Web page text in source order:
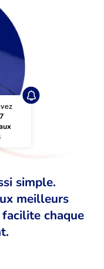
simple.
meilleurs
chaque